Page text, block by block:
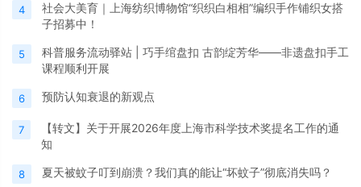
4
社会大美育｜上海纺织博物馆“织织白相相”编织手作铺织女搭
子招募中！
5
科普服务流动驿站 | 巧手绾盘扣 古韵绽芳华——非遗盘扣手工
课程顺利开展
6 预防认知衰退的新观点
7
【转文】关于开展2026年度上海市科学技术奖提名工作的通
知
8 夏天被蚊子叮到崩溃？我们真的能让“坏蚊子”彻底消失吗？